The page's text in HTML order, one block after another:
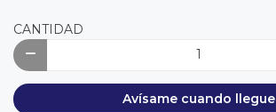
CANTIDAD
Avísame cuando llegue